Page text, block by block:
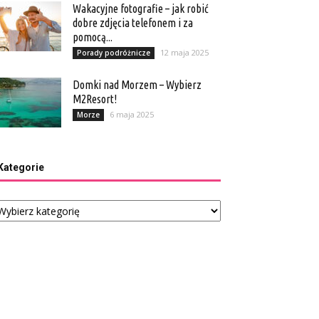
Wakacyjne fotografie – jak robić
dobre zdjęcia telefonem i za
pomocą...
Porady podróżnicze 12 maja 2025
Domki nad Morzem – Wybierz
M2Resort!
Morze 6 maja 2025